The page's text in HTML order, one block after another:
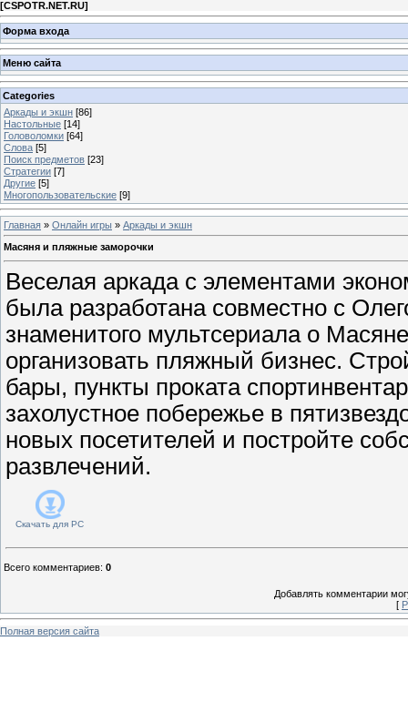
[CSPOTR.NET.RU]
Форма входа
Меню сайта
Categories
Аркады и экшн [86]
Настольные [14]
Головоломки [64]
Слова [5]
Поиск предметов [23]
Стратегии [7]
Другие [5]
Многопользовательские [9]
Главная » Онлайн игры » Аркады и экшн
Масяня и пляжные заморочки
Веселая аркада с элементами
была разработана совместно с
знаменитого мультсериала о
организовать пляжный бизнес.
бары, пункты проката
захолустное побережье в
новых посетителей и постройте
развлечений.
Скачать для PC
Всего комментариев: 0
Добавлять комментарии
[
Полная версия сайта